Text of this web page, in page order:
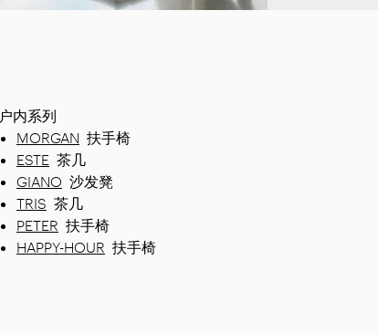
户内系列
MORGAN 扶手椅
ESTE 茶几
GIANO 沙发凳
TRIS 茶几
PETER 扶手椅
HAPPY-HOUR 扶手椅